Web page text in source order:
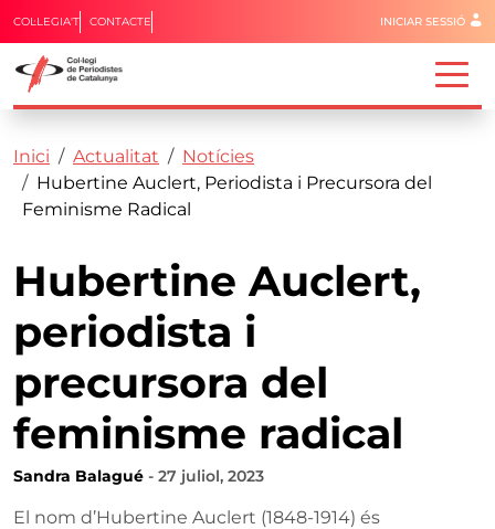
Vés al contingut
Capçalera
COL·LEGIA'T CONTACTE Menú del
INICIAR SESSIÓ
Fil d'ariadna
Inici Actualitat
Notícies
Hubertine Auclert, Periodista i Precursora del
Feminisme Radical
Hubertine Auclert,
periodista i
precursora del
feminisme radical
Sandra Balagué - 27 juliol, 2023
El nom d’Hubertine Auclert (1848-1914) és